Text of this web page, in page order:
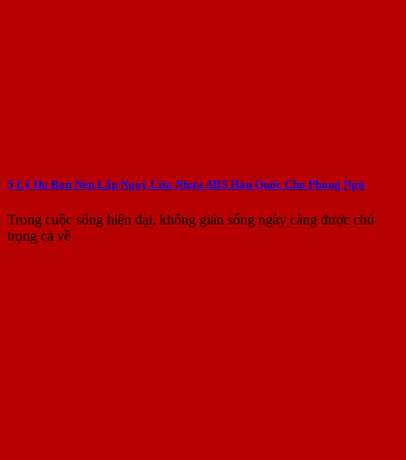
5 Lý Do Bạn Nên Lắp Ngay Cửa Nhựa ABS Hàn Quốc Cho Phòng Ngủ
Trong cuộc sống hiện đại, không gian sống ngày càng được chú
trọng cả về